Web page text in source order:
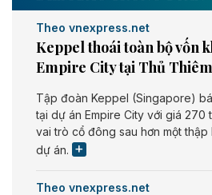
Theo vnexpress.net
Keppel thoái toàn bộ vốn
Empire City tại Thủ Thiêm
Tập đoàn Keppel (Singapore)
tại dự án Empire City với giá 270
vai trò cổ đông sau hơn một
dự án.
Theo vnexpress.net